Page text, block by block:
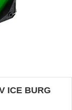
ICE BURG